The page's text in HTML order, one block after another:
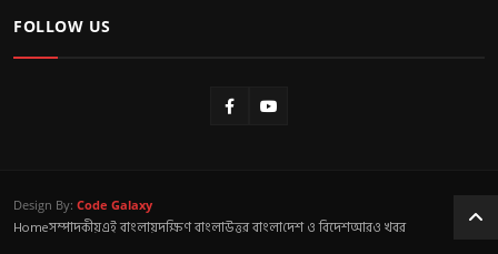
FOLLOW US
Design By: Code Galaxy
Homeসম্পাদকীয়এই বাংলায়দক্ষিণ বাংলাউত্তর বাংলাদেশ ও বিদেশআরও খবর